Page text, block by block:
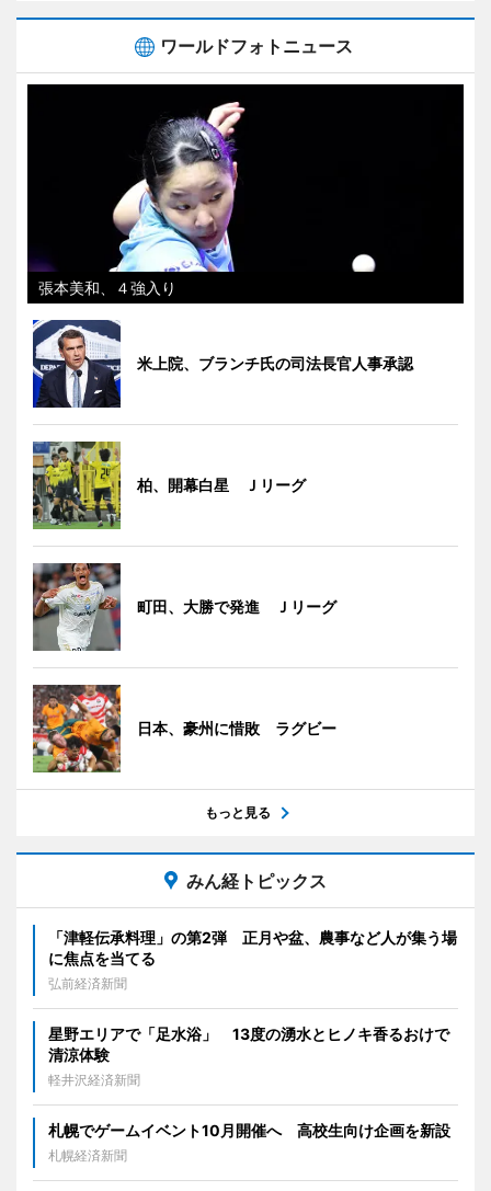
ワールドフォトニュース
張本美和、４強入り
米上院、ブランチ氏の司法長官人事承認
柏、開幕白星 Ｊリーグ
町田、大勝で発進 Ｊリーグ
日本、豪州に惜敗 ラグビー
もっと見る
みん経トピックス
「津軽伝承料理」の第2弾 正月や盆、農事など人が集う場
に焦点を当てる
弘前経済新聞
星野エリアで「足水浴」 13度の湧水とヒノキ香るおけで
清涼体験
軽井沢経済新聞
札幌でゲームイベント10月開催へ 高校生向け企画を新設
札幌経済新聞